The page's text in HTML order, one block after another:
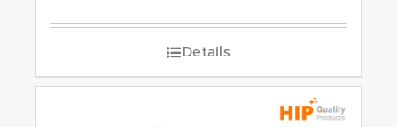
Details